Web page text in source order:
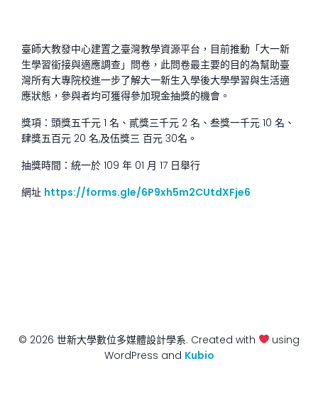
臺師大教發中心建置之臺灣教學資源平台，目前推動「大一新
生學習銜接與適應調查」問卷，此問卷最主要的目的為幫助臺
灣所有大專院校進一步了解大一新生入學後大學學習與生活適
應狀態，參與者均可獲得參加現金抽獎的機會。
獎項：頭獎五千元 1 名、貳獎三千元 2 名、叁獎一千元 10 名、
肆獎五百元 20 名,及伍獎三 百元 30名。
抽獎時間：統一於 109 年 01 月 17 日舉行
網址 https://forms.gle/6P9xh5m2CUtdXFje6
© 2026 世新大學數位多媒體設計學系. Created with
using
WordPress and Kubio